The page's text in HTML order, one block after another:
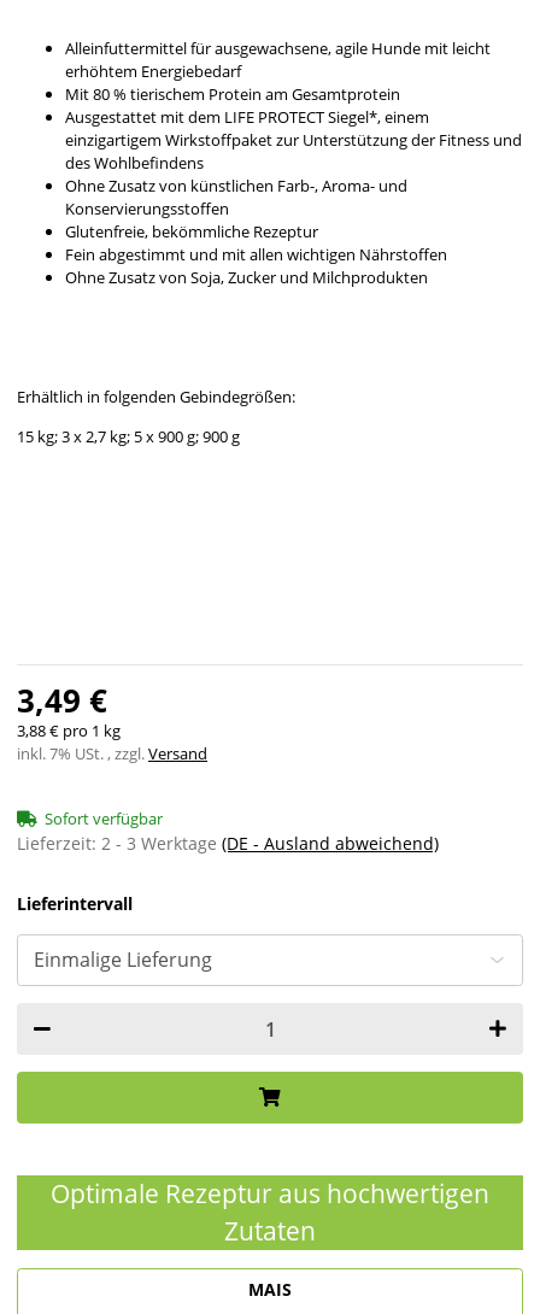
Alleinfuttermittel für ausgewachsene, agile Hunde mit leicht
erhöhtem Energiebedarf
Mit 80 % tierischem Protein am Gesamtprotein
Ausgestattet mit dem LIFE PROTECT Siegel*, einem
einzigartigem Wirkstoffpaket zur Unterstützung der Fitness und
des Wohlbefindens
Ohne Zusatz von künstlichen Farb-, Aroma- und
Konservierungsstoffen
Glutenfreie, bekömmliche Rezeptur
Fein abgestimmt und mit allen wichtigen Nährstoffen
Ohne Zusatz von Soja, Zucker und Milchprodukten
Erhältlich in folgenden Gebindegrößen:
15 kg; 3 x 2,7 kg; 5 x 900 g; 900 g
3,49 €
3,88 € pro 1 kg
inkl. 7% USt. , zzgl.Versand
Sofort verfügbar
Lieferzeit: 2 - 3 Werktage (DE - Ausland abweichend)
Lieferintervall
Optimale Rezeptur aus hochwertigen
Zutaten
MAIS